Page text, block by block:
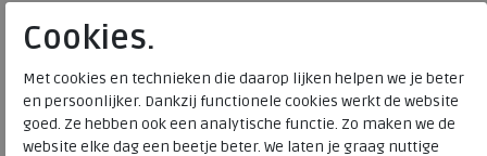
Bestelcode
Kleur
Materiaal
Suede
Wijdtemaat
f
Cookies.
Met cookies en technieken die daarop lijken helpen we je beter
en persoonlijker. Dankzij functionele cookies werkt de website
goed. Ze hebben ook een analytische functie. Zo maken we de
website elke dag een beetje beter. We laten je graag nuttige